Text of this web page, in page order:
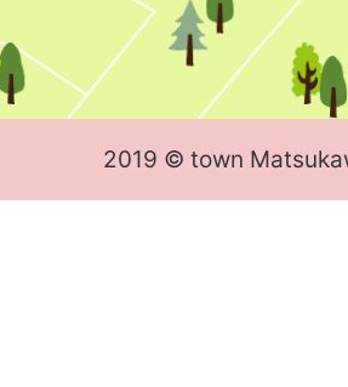
2019 © town